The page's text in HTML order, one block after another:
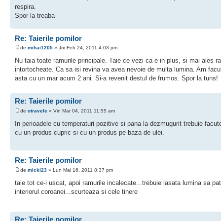
respira.
Spor la treaba
Re: Taierile pomilor
de mihai1205 » Joi Feb 24, 2011 4:03 pm
Nu taia toate ramurile principale. Taie ce vezi ca e in plus, si mai ales
intortocheate. Ca sa isi revina va avea nevoie de multa lumina. Am
asta cu un mar acum 2 ani. Si-a revenit destul de frumos. Spor la tuns!
Re: Taierile pomilor
de otravele » Vin Mar 04, 2011 11:55 am
In perioadele cu temperaturi pozitive si pana la dezmugurit trebuie
cu un produs cupric si cu un produs pe baza de ulei.
Re: Taierile pomilor
de micki23 » Lun Mai 16, 2011 8:37 pm
taie tot ce-i uscat, apoi ramurile incalecate...trebuie lasata lumina sa
interiorul coroanei...scurteaza si cele tinere